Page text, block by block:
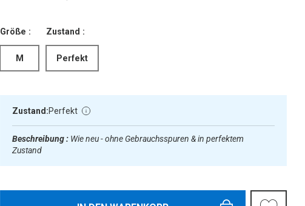
Größe :
M
Zustand :
Perfekt
Zustand:Perfekt
Beschreibung : Wie neu - ohne Gebrauchsspuren & in perfektem
Zustand